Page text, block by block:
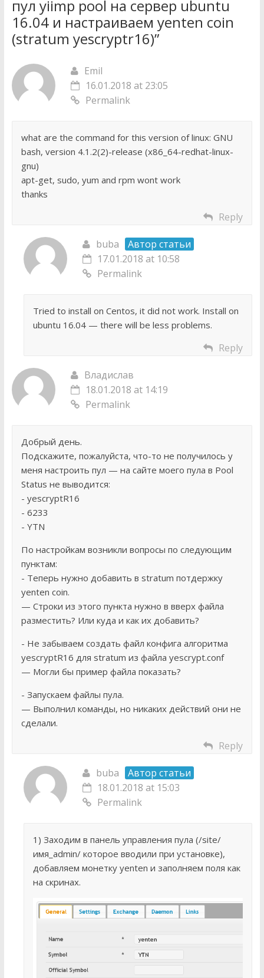
пул yiimp pool на сервер ubuntu
16.04 и настраиваем yenten coin
(stratum yescryptr16)”
Emil
16.01.2018 at 23:05
Permalink
what are the command for this version of linux: GNU
bash, version 4.1.2(2)-release (x86_64-redhat-linux-
gnu)
apt-get, sudo, yum and rpm wont work
thanks
Reply
buba
Автор статьи
17.01.2018 at 10:58
Permalink
Tried to install on Centos, it did not work. Install on
ubuntu 16.04 — there will be less problems.
Reply
Владислав
18.01.2018 at 14:19
Permalink
Добрый день.
Подскажите, пожалуйста, что-то не получилось у
меня настроить пул — на сайте моего пула в Pool
Status не выводится:
- yescryptR16
- 6233
- YTN
По настройкам возникли вопросы по следующим
пунктам:
- Теперь нужно добавить в stratum потдержку
yenten coin.
— Строки из этого пункта нужно в вверх файла
разместить? Или куда и как их добавить?
- Не забываем создать файл конфига алгоритма
yescryptR16 для stratum из файла yescrypt.conf
— Могли бы пример файла показать?
- Запускаем файлы пула.
— Выполнил команды, но никаких действий они не
сделали.
Reply
buba
Автор статьи
18.01.2018 at 15:03
Permalink
1) Заходим в панель управления пула (/site/
имя_admin/ которое вводили при установке),
добавляем монетку yenten и заполняем поля как
на скринах.